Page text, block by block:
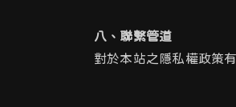
八、聯繫管道
對於本站之隱私權政策